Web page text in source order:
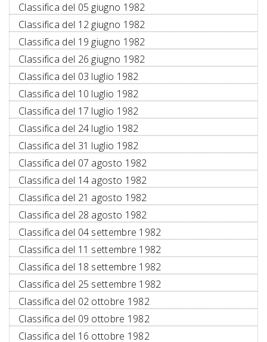
Classifica del 05 giugno 1982
Classifica del 12 giugno 1982
Classifica del 19 giugno 1982
Classifica del 26 giugno 1982
Classifica del 03 luglio 1982
Classifica del 10 luglio 1982
Classifica del 17 luglio 1982
Classifica del 24 luglio 1982
Classifica del 31 luglio 1982
Classifica del 07 agosto 1982
Classifica del 14 agosto 1982
Classifica del 21 agosto 1982
Classifica del 28 agosto 1982
Classifica del 04 settembre 1982
Classifica del 11 settembre 1982
Classifica del 18 settembre 1982
Classifica del 25 settembre 1982
Classifica del 02 ottobre 1982
Classifica del 09 ottobre 1982
Classifica del 16 ottobre 1982